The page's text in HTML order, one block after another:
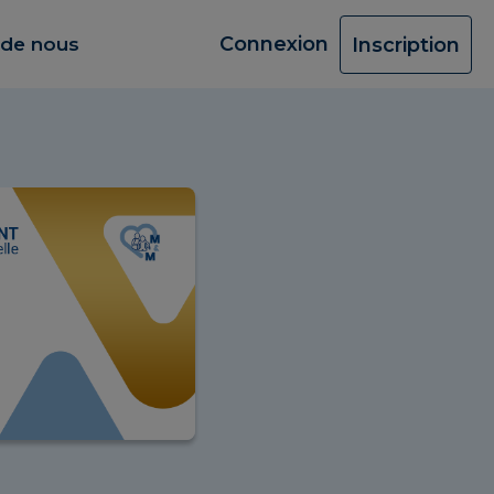
nous Connexion Inscription